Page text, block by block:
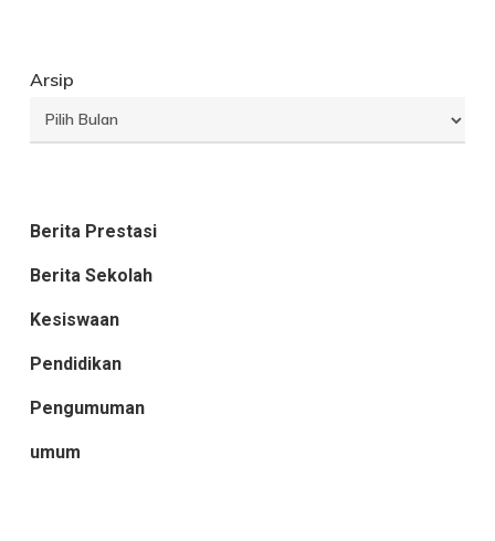
Arsip
Berita Prestasi
Berita Sekolah
Kesiswaan
Pendidikan
Pengumuman
umum